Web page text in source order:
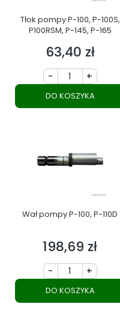
Tłok pompy P-100, P-100S,
P100RSM, P-145, P-165
Cena
63,40 zł
- +
DO KOSZYKA
Wał pompy P-100, P-110D
Cena
198,69 zł
- +
DO KOSZYKA